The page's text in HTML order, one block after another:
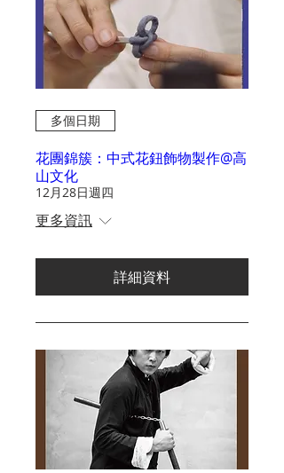
多個日期
花團錦簇：中式花鈕飾物製作@高
山文化
12月28日週四
更多資訊
詳細資料